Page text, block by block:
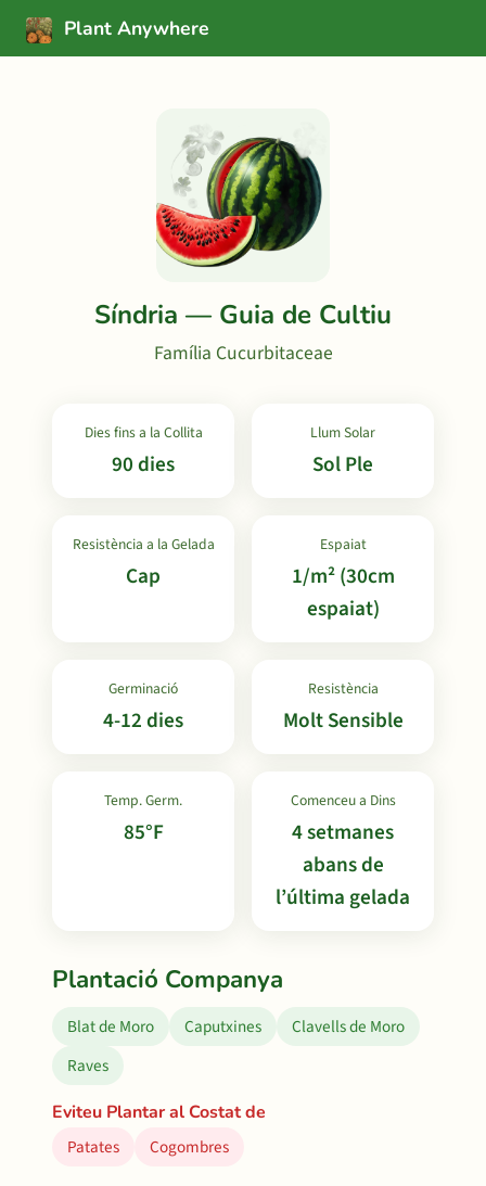
Plant Anywhere
Síndria — Guia de Cultiu
Família Cucurbitaceae
Dies fins a la Collita
90 dies
Llum Solar
Sol Ple
Resistència a la Gelada
Cap
Espaiat
1/m² (30cm
espaiat)
Germinació
4-12 dies
Resistència
Molt Sensible
Temp. Germ.
85°F
Comenceu a Dins
4 setmanes
abans de
l’última gelada
Plantació Companya
Blat de Moro Caputxines
Clavells de Moro
Raves
Eviteu Plantar al Costat de
Patates
Cogombres